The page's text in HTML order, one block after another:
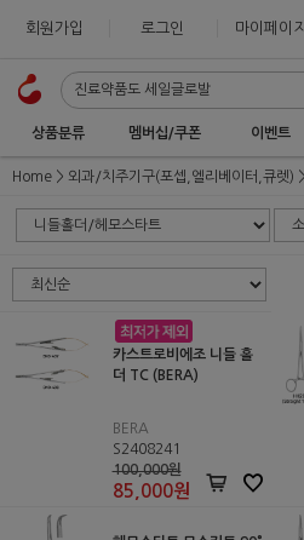
회원가입 로그인 마이페이지
상품분류 멤버십/쿠폰 이벤트
Home 외과/치주기구(포셉,엘리베이터,큐렛)
카스트로비에조 니들 홀
더 TC (BERA)
BERA
S2408241
100,000원
85,000원